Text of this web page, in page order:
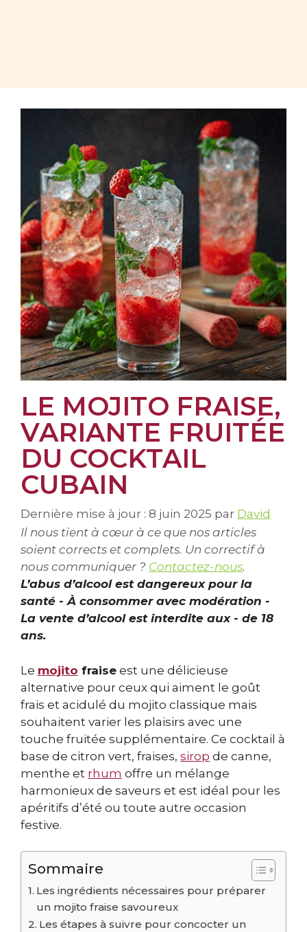
LE MOJITO FRAISE,
VARIANTE FRUITÉE
DU COCKTAIL
CUBAIN
Dernière mise à jour : 8 juin 2025 par David
Il nous tient à cœur à ce que nos articles
soient corrects et complets. Un correctif à
nous communiquer ? Contactez-nous.
L’abus d’alcool est dangereux pour la
santé - À consommer avec modération -
La vente d’alcool est interdite aux - de 18
ans.
Le mojito fraise est une délicieuse
alternative pour ceux qui aiment le goût
frais et acidulé du mojito classique mais
souhaitent varier les plaisirs avec une
touche fruitée supplémentaire. Ce cocktail à
base de citron vert, fraises, sirop de canne,
menthe et rhum offre un mélange
harmonieux de saveurs et est idéal pour les
apéritifs d’été ou toute autre occasion
festive.
Sommaire
Les ingrédients nécessaires pour préparer
un mojito fraise savoureux
Les étapes à suivre pour concocter un